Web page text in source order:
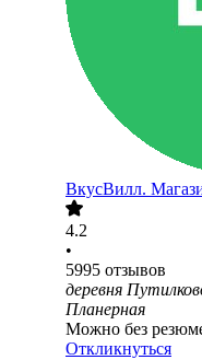
ВкусВилл.
4.2
•
5995 отзывов
деревня
Планерная
Можно без
Откликнуться